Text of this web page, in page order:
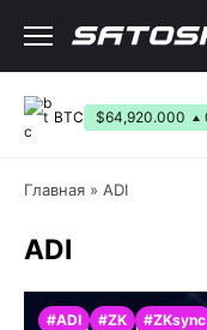
содержанию
BTC $64,920.000
Главная » ADI
ADI
#ADI #ZK #ZKsync